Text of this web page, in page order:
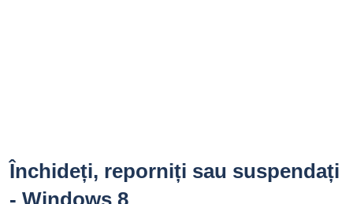
Închideți, reporniți sau suspendați
- Windows 8